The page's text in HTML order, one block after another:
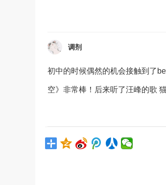
调剂
初中的时候偶然的机会接触到了
空》非常棒！后来听了汪峰的歌